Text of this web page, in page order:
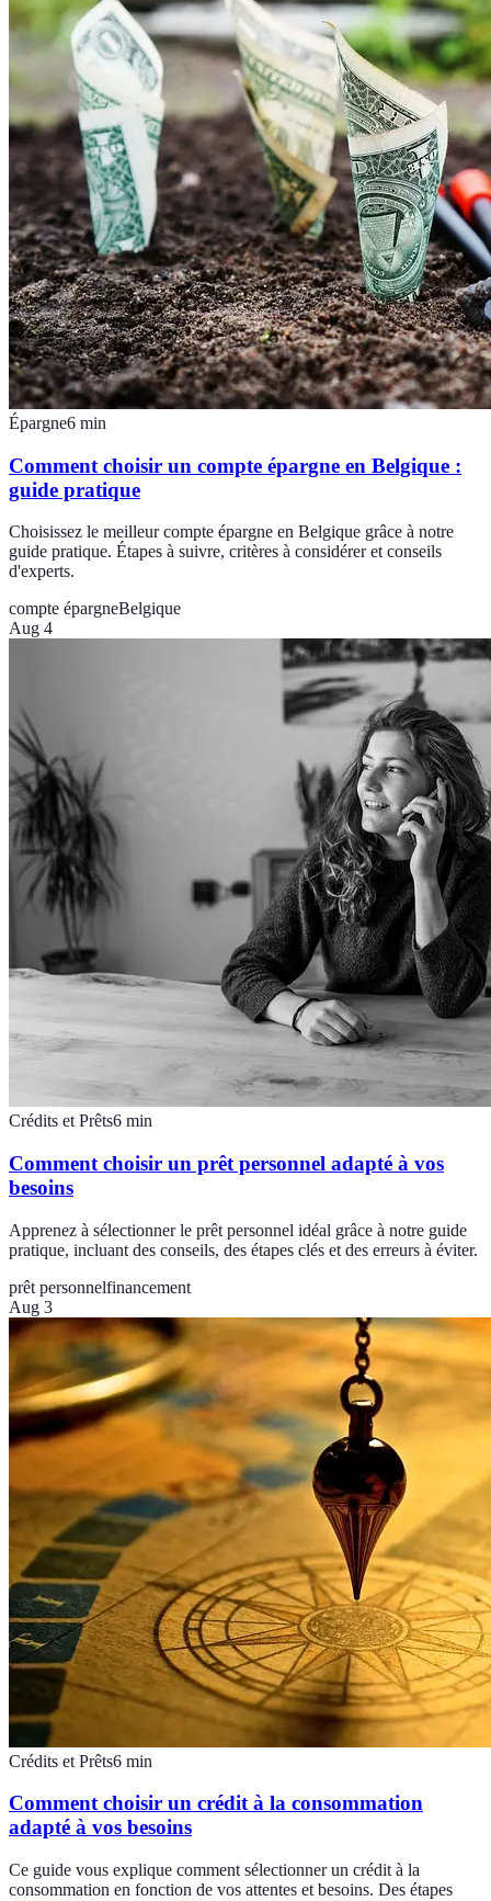
Épargne6 min
Comment choisir un compte épargne en Belgique :
guide pratique
Choisissez le meilleur compte épargne en Belgique grâce à notre
guide pratique. Étapes à suivre, critères à considérer et conseils
d'experts.
compte épargneBelgique
Aug 4
Crédits et Prêts6 min
Comment choisir un prêt personnel adapté à vos
besoins
Apprenez à sélectionner le prêt personnel idéal grâce à notre guide
pratique, incluant des conseils, des étapes clés et des erreurs à éviter.
prêt personnelfinancement
Aug 3
Crédits et Prêts6 min
Comment choisir un crédit à la consommation
adapté à vos besoins
Ce guide vous explique comment sélectionner un crédit à la
consommation en fonction de vos attentes et besoins. Des étapes